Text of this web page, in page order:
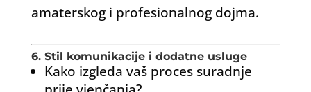
amaterskog i profesionalnog dojma.
6. Stil komunikacije i dodatne usluge
Kako izgleda vaš proces suradnje